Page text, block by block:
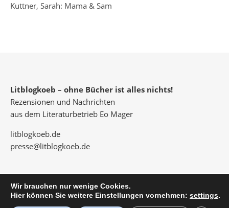
Kuttner, Sarah: Mama & Sam
Litblogkoeb – ohne Bücher ist alles nichts!
Rezensionen und Nachrichten
aus dem Literaturbetrieb Eo Mager
litblogkoeb.de
presse@litblogkoeb.de
© 2026 Eo Mager
Wir brauchen nur wenige Cookies.
Hier können Sie weitere Einstellungen vornehmen: settings.